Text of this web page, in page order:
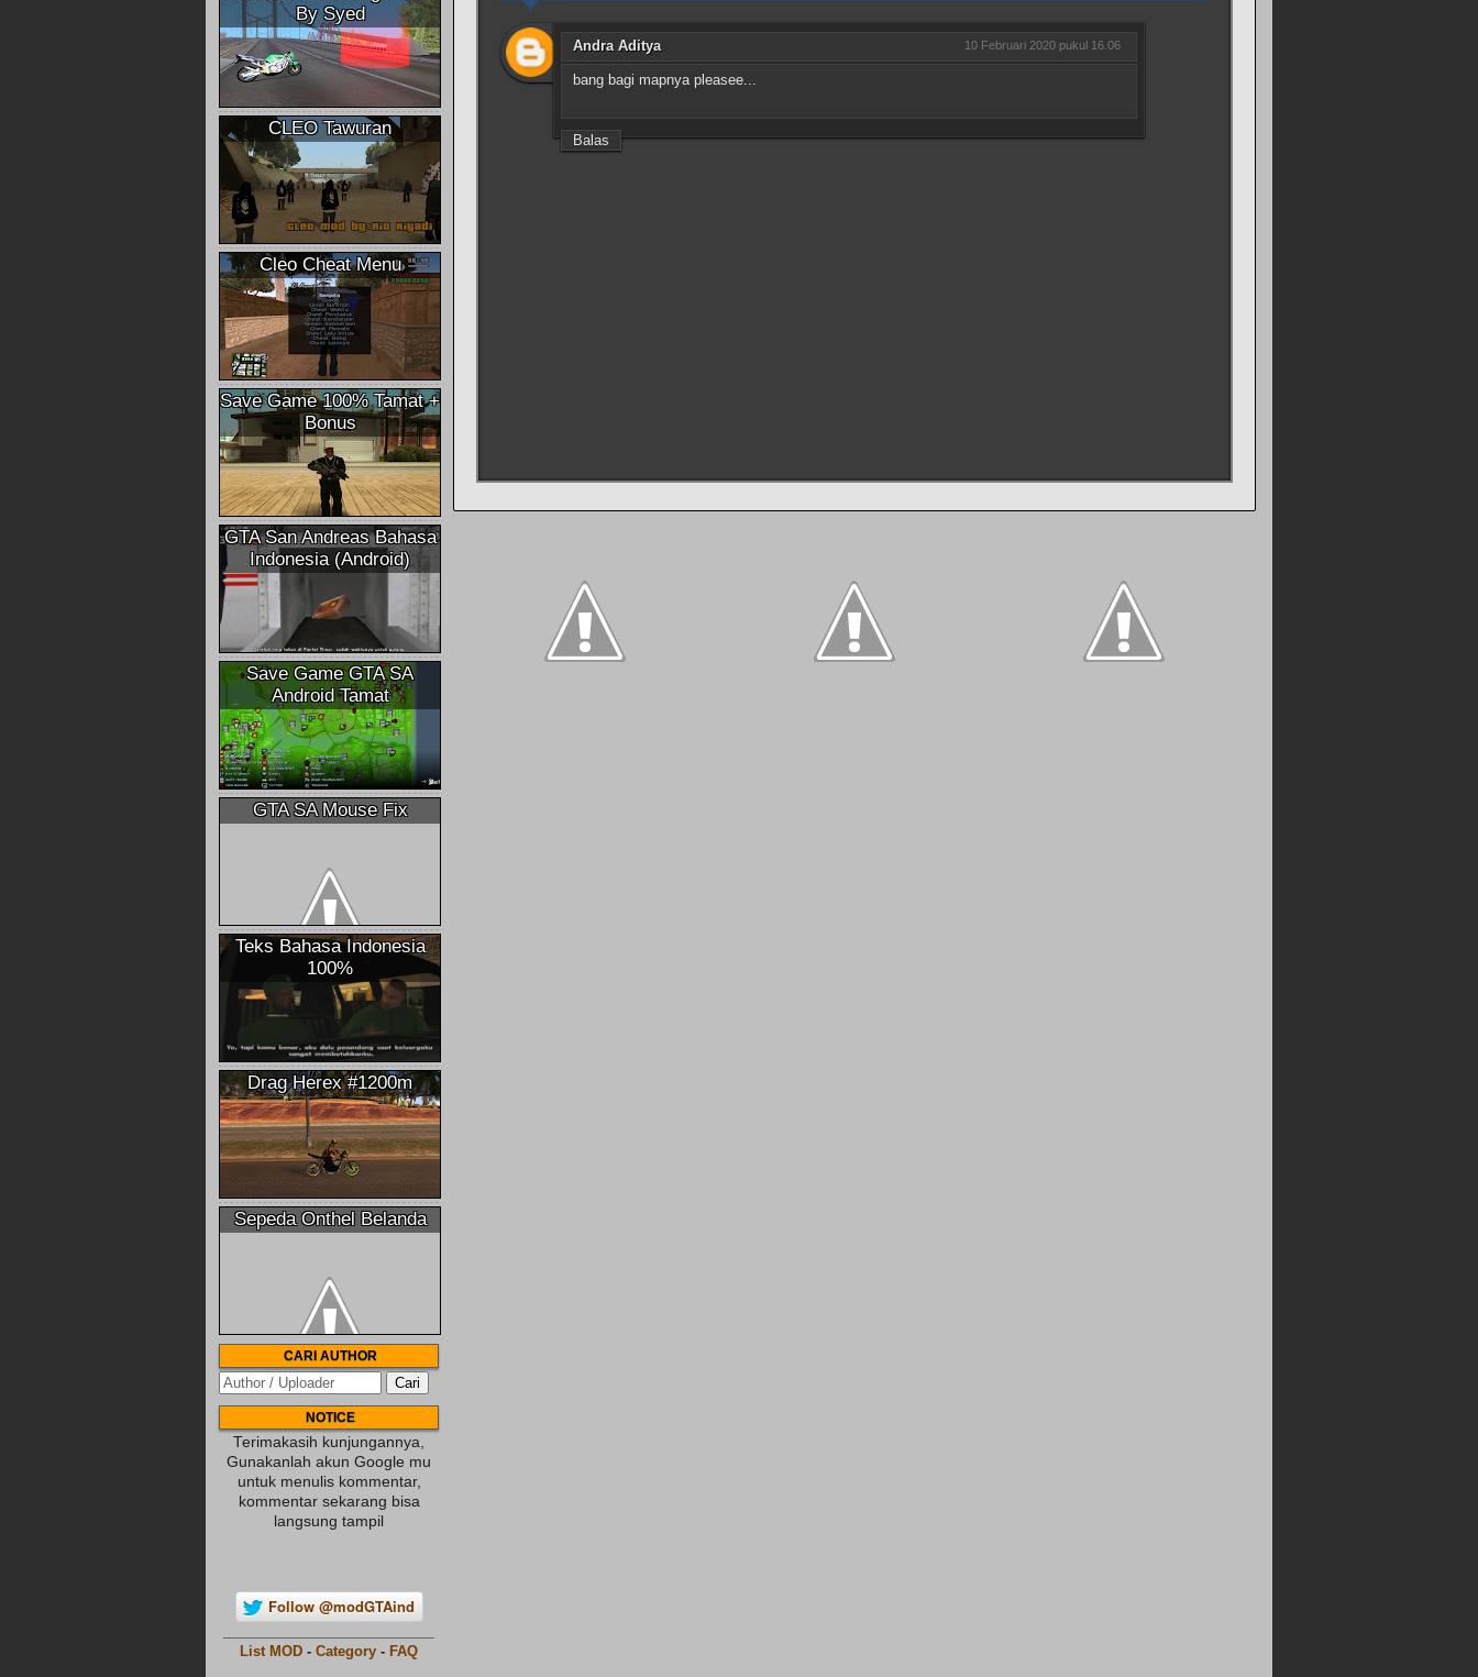
Andra Aditya 10 Februari 2020 pukul 16.06
bang bagi mapnya pleasee...
Balas
By Syed
CLEO Tawuran
Cleo Cheat Menu
Save Game 100% Tamat +
Bonus
GTA San Andreas Bahasa
Indonesia (Android)
Save Game GTA SA
Android Tamat
GTA SA Mouse Fix
Teks Bahasa Indonesia
100%
Drag Herex #1200m
Sepeda Onthel Belanda
CARI AUTHOR
NOTICE
Terimakasih kunjungannya,
Gunakanlah akun Google mu
untuk menulis kommentar,
kommentar sekarang bisa
langsung tampil
Follow @modGTAind
List MOD - Category - FAQ